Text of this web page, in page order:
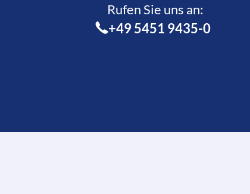
Rufen Sie uns an:­
+49 5451 9435-0